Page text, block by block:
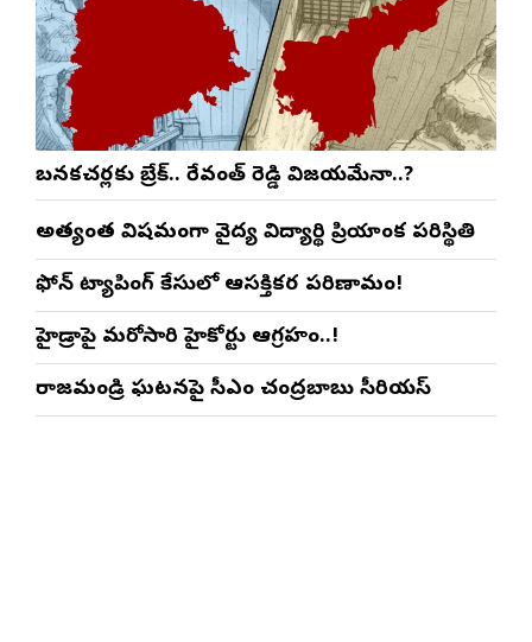
బనకచర్లకు బ్రేక్.. రేవంత్ రెడ్డి విజయమేనా..?
అత్యంత విషమంగా వైద్య విద్యార్థిని ప్రియాంక పరిస్థితి
ఫోన్ ట్యాపింగ్ కేసులో ఆసక్తికర పరిణామం!
హైడ్రాపై మరోసారి హైకోర్టు ఆగ్రహం..!
రాజమండ్రి ఘటనపై సీఎం చంద్రబాబు సీరియస్